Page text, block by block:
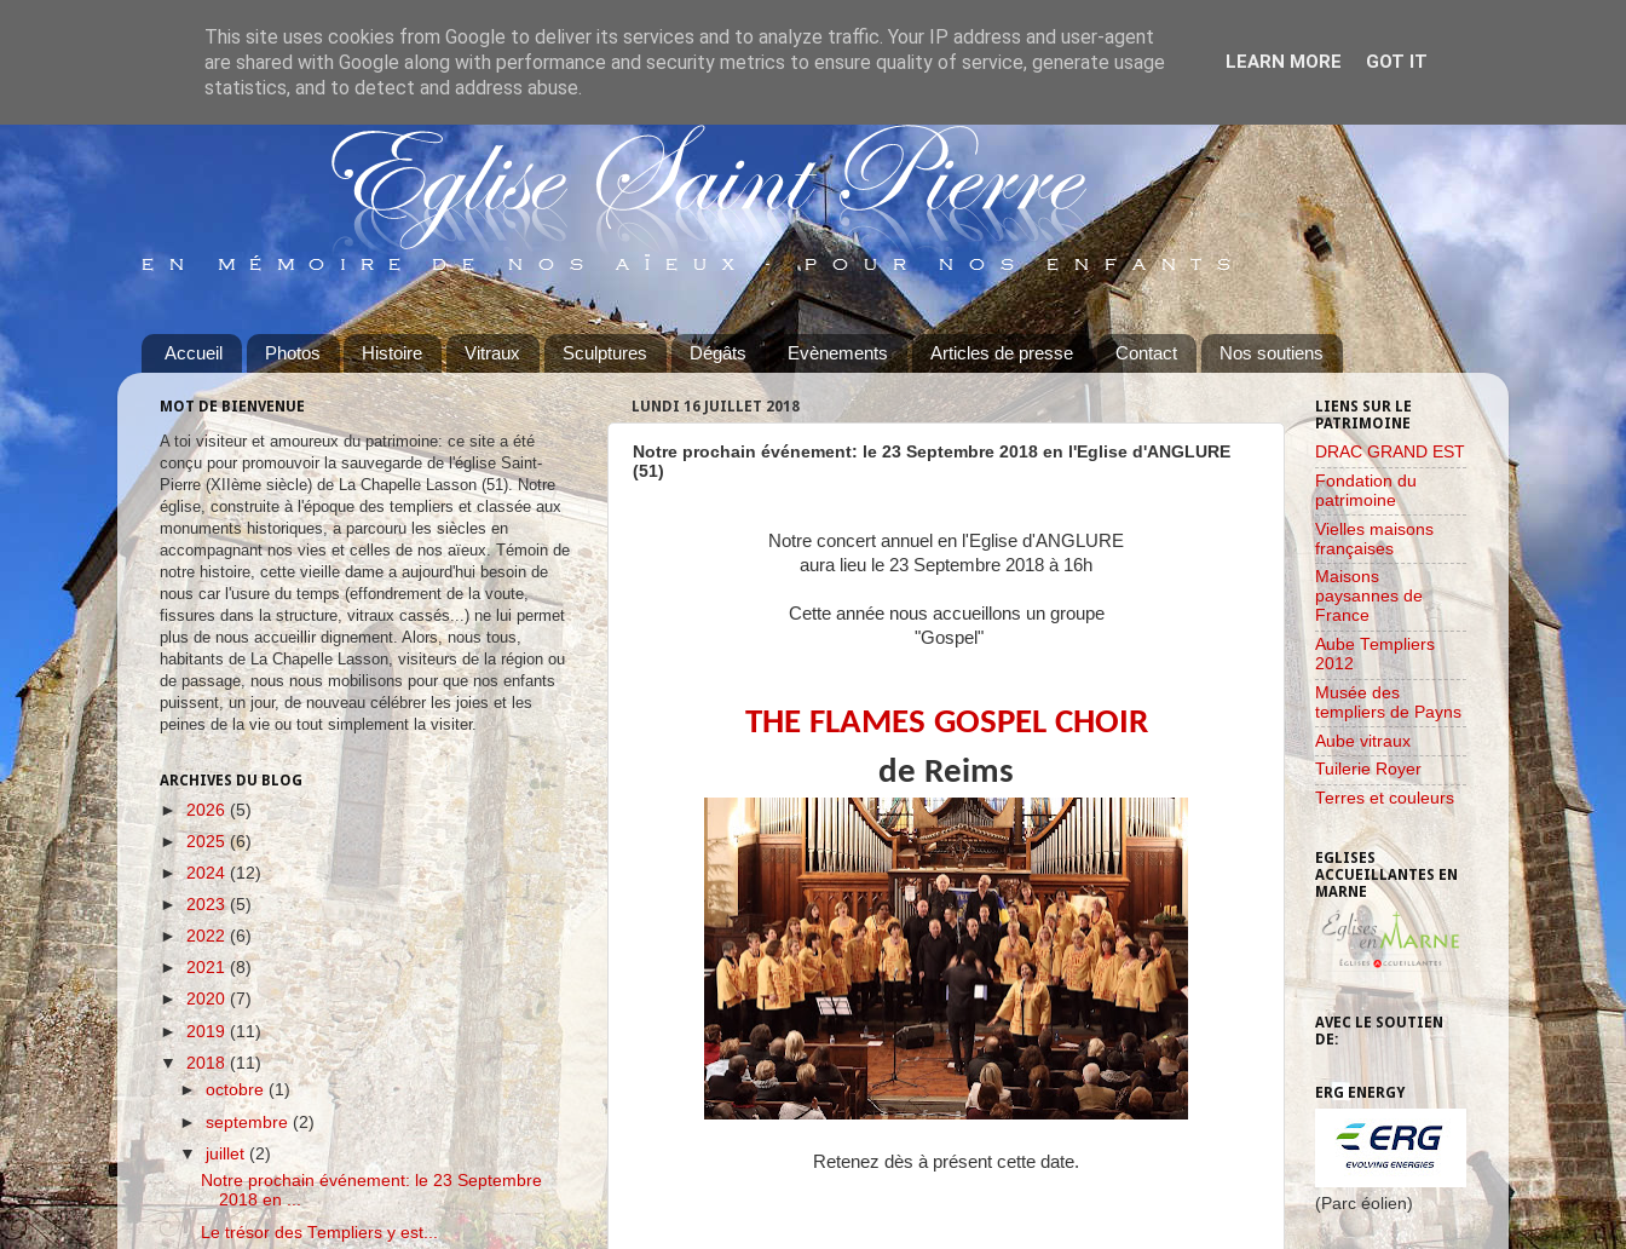
Accueil Photos Histoire Vitraux Sculptures Dégâts Evènements Articles de presse Contact Nos soutiens
LUNDI 16 JUILLET 2018
Notre prochain événement: le 23 Septembre 2018 en l'Eglise d'ANGLURE
(51)
Notre concert annuel en l'Eglise d'ANGLURE
aura lieu le 23 Septembre 2018 à 16h
Cette année nous accueillons un groupe
"Gospel"
THE FLAMES GOSPEL CHOIR
de Reims
Retenez dès à présent cette date.
MOT DE BIENVENUE
A toi visiteur et amoureux du patrimoine: ce site a été
conçu pour promouvoir la sauvegarde de l'église Saint-
Pierre (XIIème siècle) de La Chapelle Lasson (51). Notre
église, construite à l'époque des templiers et classée aux
monuments historiques, a parcouru les siècles en
accompagnant nos vies et celles de nos aïeux. Témoin de
notre histoire, cette vieille dame a aujourd'hui besoin de
nous car l'usure du temps (effondrement de la voute,
fissures dans la structure, vitraux cassés...) ne lui permet
plus de nous accueillir dignement. Alors, nous tous,
habitants de La Chapelle Lasson, visiteurs de la région ou
de passage, nous nous mobilisons pour que nos enfants
puissent, un jour, de nouveau célébrer les joies et les
peines de la vie ou tout simplement la visiter.
ARCHIVES DU BLOG
►2026 (5)
► 2025 (6)
►2024 (12)
►2023(5)
► 2022 (6)
►2021(8)
►2020 (7)
►2019 (11)
▼ 2018(11)
►octobre (1)
►septembre(2)
▼juillet(2)
Notre prochain événement: le 23 Septembre
2018 en ...
Le trésor des Templiers y est...
LIENS SUR LE
PATRIMOINE
DRAC GRAND EST
Fondation du
patrimoine
Vielles maisons
françaises
Maisons
paysannes de
France
Aube Templiers
2012
Musée des
templiers de Payns
Aube vitraux
Tuilerie Royer
Terres et couleurs
EGLISES
ACCUEILLANTES EN
MARNE
AVEC LE SOUTIEN
DE:
ERG ENERGY
(Parc éolien)
This site uses cookies from Google to deliver its services and to analyze traffic. Your IP address and user-agent
are shared with Google along with performance and security metrics to ensure quality of service, generate usage
statistics, and to detect and address abuse.
LEARN MORE GOT IT